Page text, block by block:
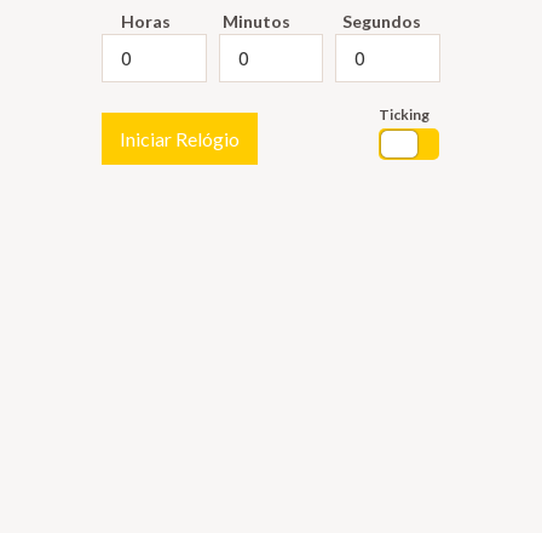
Horas Minutos Segundos
Iniciar Relógio
Ticking